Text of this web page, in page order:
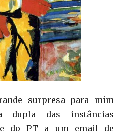
surpresa para mim
dupla das instâncias
do PT a um email de